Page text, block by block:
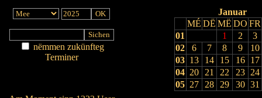
nëmmen zukünfteg
Terminer
Januar
MÉ DË MË DO FR
01
1 2
3
02
6 7 8 9
10
03 13 14 15 16
17
04 20 21 22 23
24
05 27 28 29 30 31